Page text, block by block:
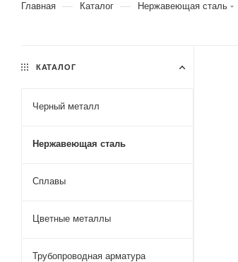
Главная — Каталог — Нержавеющая сталь
КАТАЛОГ
Черный металл
Нержавеющая сталь
Сплавы
Цветные металлы
Трубопроводная арматура